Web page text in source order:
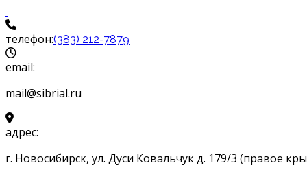
телефон:(383) 212-7879
email:
mail@sibrial.ru
адрес:
г. Новосибирск, ул. Дуси Ковальчук д. 179/3 (правое